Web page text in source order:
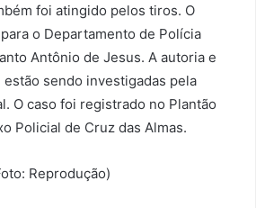
foi atingido pelos tiros. O
o Departamento de Polícia
Antônio de Jesus. A autoria e
sendo investigadas pela
O caso foi registrado no Plantão
Policial de Cruz das Almas.
Reprodução)